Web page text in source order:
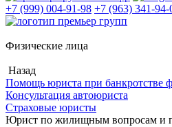
+7 (999) 004-91-98 +7 (963) 341-94-
Физические лица
Назад
Помощь юриста при банкротстве
Консультация автоюриста
Страховые юристы
Юрист по жилищным вопросам и